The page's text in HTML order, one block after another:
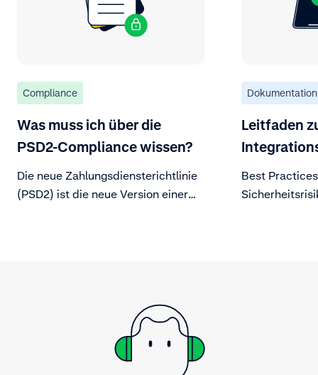
Compliance
Was muss ich über die
PSD2-Compliance wissen?
Die neue Zahlungsdiensterichtlinie
(PSD2) ist die neue Version einer
Dokumentation
Leitfaden
Best